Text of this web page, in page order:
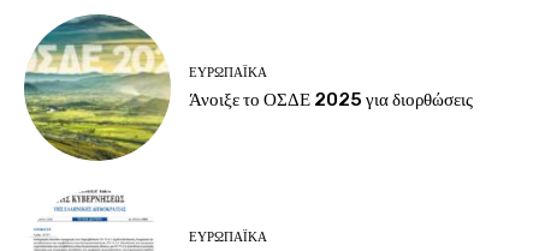
ΕΥΡΩΠΑΪΚΆ
Άνοιξε το ΟΣΔΕ 2025 για διορθώσεις
ΕΥΡΩΠΑΪΚΆ